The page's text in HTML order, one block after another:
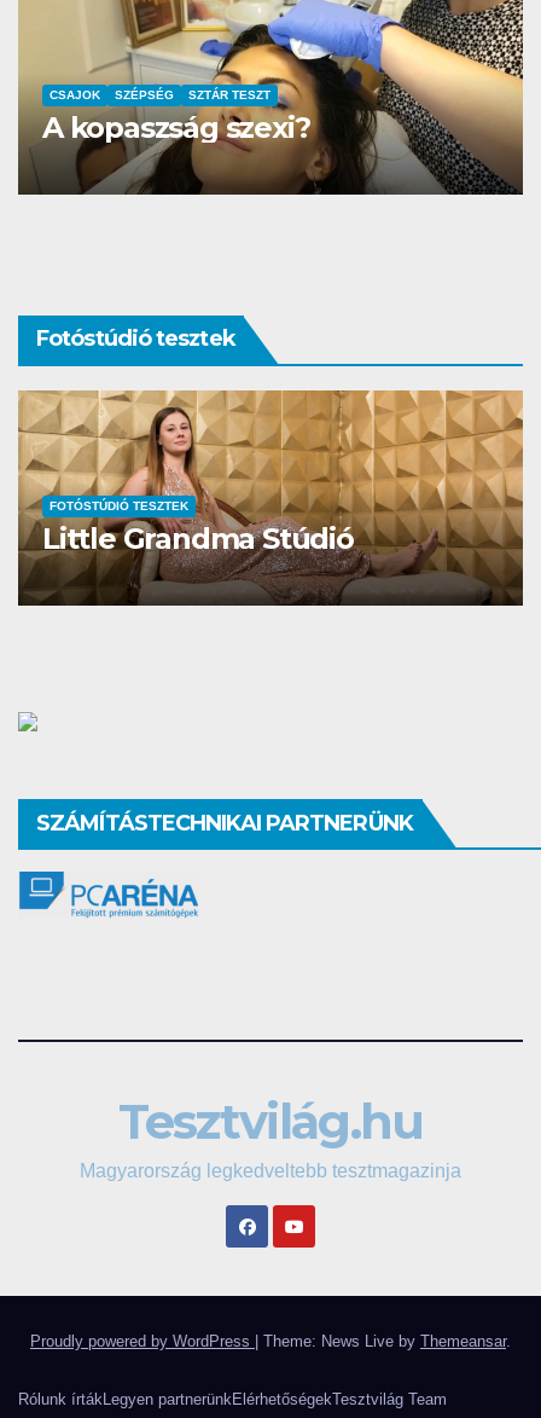
AUTÓ-MOTOR SZTÁR TESZT
DS3 és Zanzibár Rita
Fotóstúdió tesztek
FOTÓSTÚDIÓ TESZTEK
Studio Different
SZÁMÍTÁSTECHNIKAI PARTNERÜNK
Tesztvilág.hu
Magyarország legkedveltebb tesztmagazinja
Proudly powered by WordPress | Theme: News Live by Themeansar.
Rólunk írták Legyen partnerünk ElérhetőségekTesztvilág Team